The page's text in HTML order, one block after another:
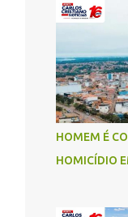
HOMEM É
HOMICÍDIO